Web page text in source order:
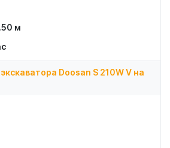
м
Doosan S 210W V на